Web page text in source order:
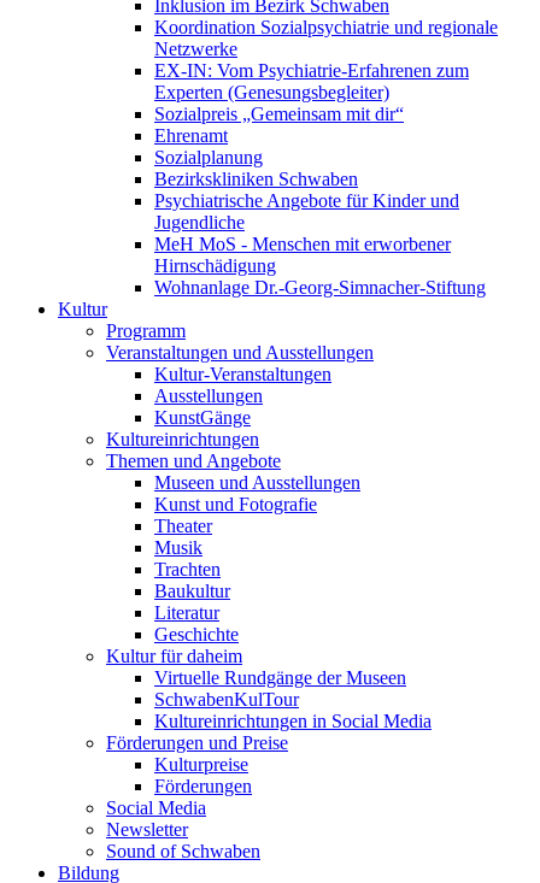
Inklusion im Bezirk Schwaben
Koordination Sozialpsychiatrie und regionale
Netzwerke
EX-IN: Vom Psychiatrie-Erfahrenen zum
Experten (Genesungsbegleiter)
Sozialpreis „Gemeinsam mit dir“
Ehrenamt
Sozialplanung
Bezirkskliniken Schwaben
Psychiatrische Angebote für Kinder und
Jugendliche
MeH MoS - Menschen mit erworbener
Hirnschädigung
Wohnanlage Dr.-Georg-Simnacher-Stiftung
Kultur
Programm
Veranstaltungen und Ausstellungen
Kultur-Veranstaltungen
Ausstellungen
KunstGänge
Kultureinrichtungen
Themen und Angebote
Museen und Ausstellungen
Kunst und Fotografie
Theater
Musik
Trachten
Baukultur
Literatur
Geschichte
Kultur für daheim
Virtuelle Rundgänge der Museen
SchwabenKulTour
Kultureinrichtungen in Social Media
Förderungen und Preise
Kulturpreise
Förderungen
Social Media
Newsletter
Sound of Schwaben
Bildung